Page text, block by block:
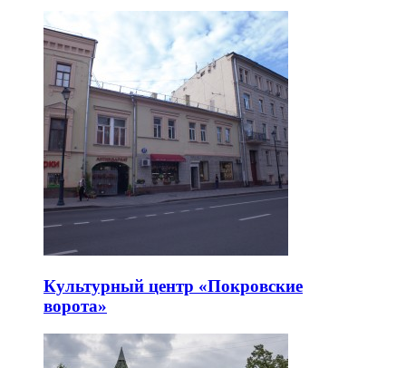
Культурный центр «Покровские
ворота»